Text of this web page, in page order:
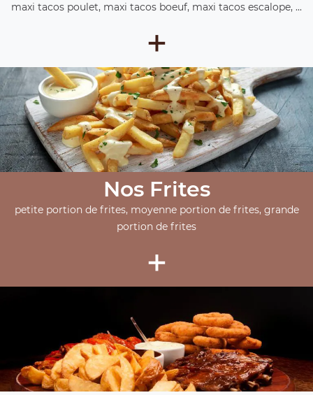
maxi tacos poulet, maxi tacos boeuf, maxi tacos escalope, ...
+
Nos Frites
petite portion de frites, moyenne portion de frites, grande
portion de frites
+